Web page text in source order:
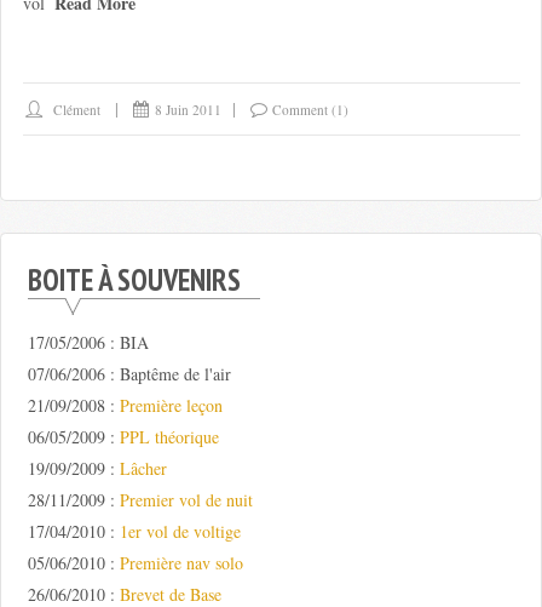
Clément 8 Juin 2011 Comment (1)
BOITE À SOUVENIRS
17/05/2006 : BIA
07/06/2006 : Baptême de l'air
21/09/2008 : Première leçon
06/05/2009 : PPL théorique
19/09/2009 : Lâcher
28/11/2009 : Premier vol de nuit
17/04/2010 : 1er vol de voltige
05/06/2010 : Première nav solo
26/06/2010 : Brevet de Base